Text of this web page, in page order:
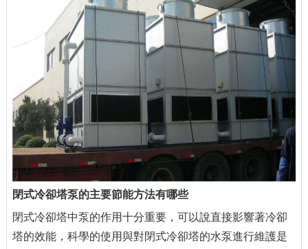
閉式冷卻塔泵的主要節能方法有哪些
閉式冷卻塔中泵的作用十分重要，可以說直接影響著冷卻
塔的效能，科學的使用與對閉式冷卻塔的水泵進行維護是